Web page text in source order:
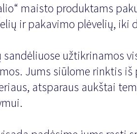
maisto produktams
ir pakavimo plėvelių, iki
sandėliuose užtikrinamos
Jums siūlome rinktis
atsparaus aukštai